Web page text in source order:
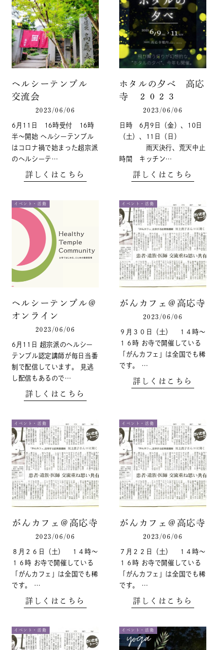
ヘルシーテンプル
交流会
2023/06/06
6月11日 16時受付 16時
半～開始 ヘルシーテンプル
はコロナ禍で始まった超宗派
のヘルシーテ…
詳しくはこちら
ホタルの夕べ 高応
寺 ２０２３
2023/06/06
日時 6月9日（金）、10日
（土）、11日（日）
雨天決行、荒天中止
時間 キッチン…
詳しくはこちら
イベント・活動
ヘルシーテンプル＠
オンライン
2023/06/06
6月11日 超宗派のヘルシー
テンプル認定講師が毎日当番
制で配信しています。 見逃
し配信もあるので…
詳しくはこちら
イベント・活動
がんカフェ＠高応寺
2023/06/06
９月３０日（土） １４時～
１６時 お寺で開催している
「がんカフェ」は全国でも稀
です。 …
詳しくはこちら
イベント・活動
がんカフェ＠高応寺
2023/06/06
８月２６日（土） １４時～
１６時 お寺で開催している
「がんカフェ」は全国でも稀
です。 …
詳しくはこちら
イベント・活動
がんカフェ＠高応寺
2023/06/06
７月２２日（土） １４時～
１６時 お寺で開催している
「がんカフェ」は全国でも稀
です。 …
詳しくはこちら
イベント・活動 イベント・活動